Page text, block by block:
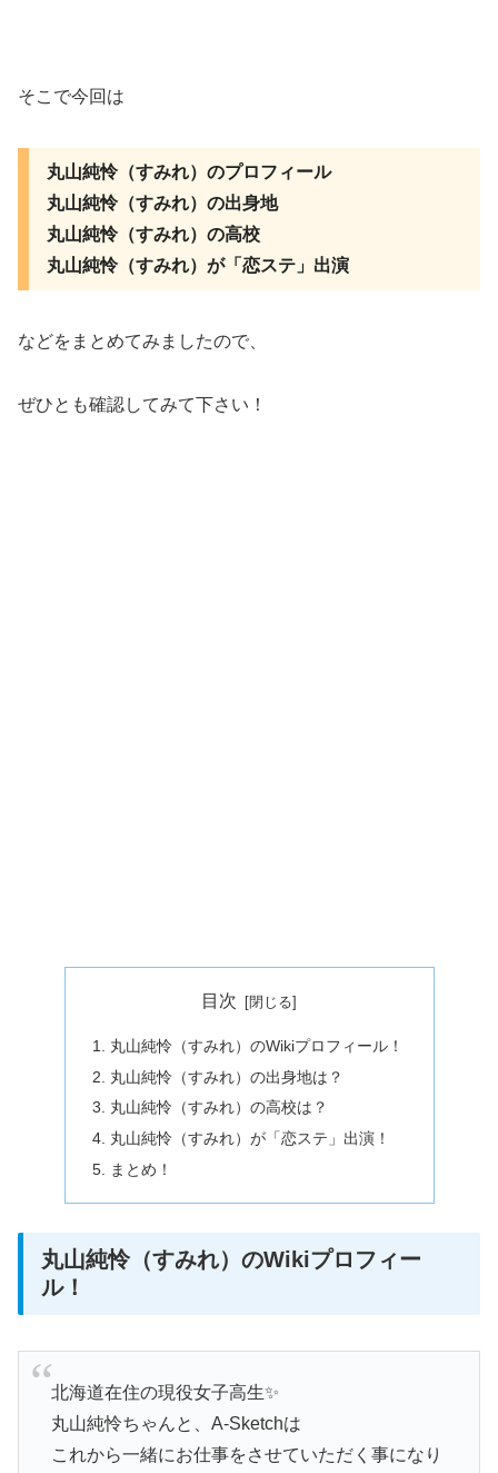
そこで今回は
丸山純怜（すみれ）のプロフィール
丸山純怜（すみれ）の出身地
丸山純怜（すみれ）の高校
丸山純怜（すみれ）が「恋ステ」出演
などをまとめてみましたので、
ぜひとも確認してみて下さい！
目次
丸山純怜（すみれ）のWikiプロフィール！
丸山純怜（すみれ）の出身地は？
丸山純怜（すみれ）の高校は？
丸山純怜（すみれ）が「恋ステ」出演！
まとめ！
丸山純怜（すみれ）のWikiプロフィー
ル！
北海道在住の現役女子高生✨
丸山純怜ちゃんと、A-Sketchは
これから一緒にお仕事をさせていただく事になり